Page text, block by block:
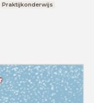
Praktijkonderwijs